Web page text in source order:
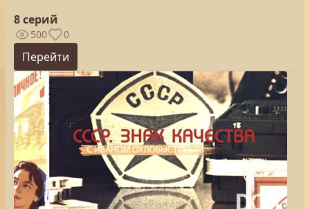
8 серий
500 0
Перейти